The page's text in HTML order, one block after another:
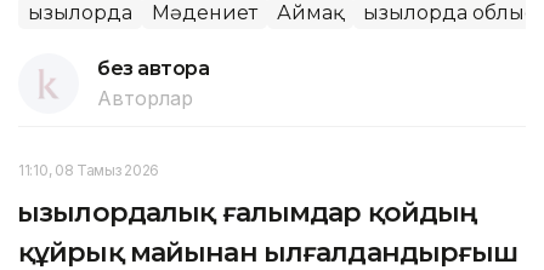
Қызылорда Мәдениет Аймақ Қызылорда
без автора
Авторлар
11:10, 08 Тамыз 2026
Қызылордалық ғалымдар қойдың
құйрық майынан ылғалдандырғыш